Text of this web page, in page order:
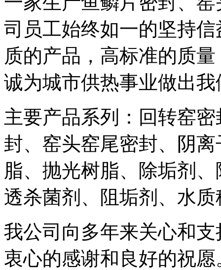
司员工始终如一的坚持
质的产品，高标准的质
诚为城市供热事业做出
主要产品系列：回转窑
封、窑头窑尾密封、阴
脂、抛光树脂、除垢剂
透杀菌剂、阻垢剂、水
我公司向多年来关心和
衷心的感谢和良好的祝